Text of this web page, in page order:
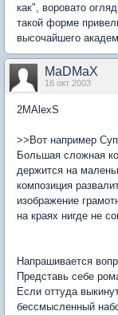
как", воровато
такой форме
высочайшего
MaDMaX
16 окт 2003
2MAlexS
>>Вот например
Большая сложная
держится на
композиция
изображение
на краях нигде не
Напрашивается
Представь себе
Если оттуда
бессмысленный